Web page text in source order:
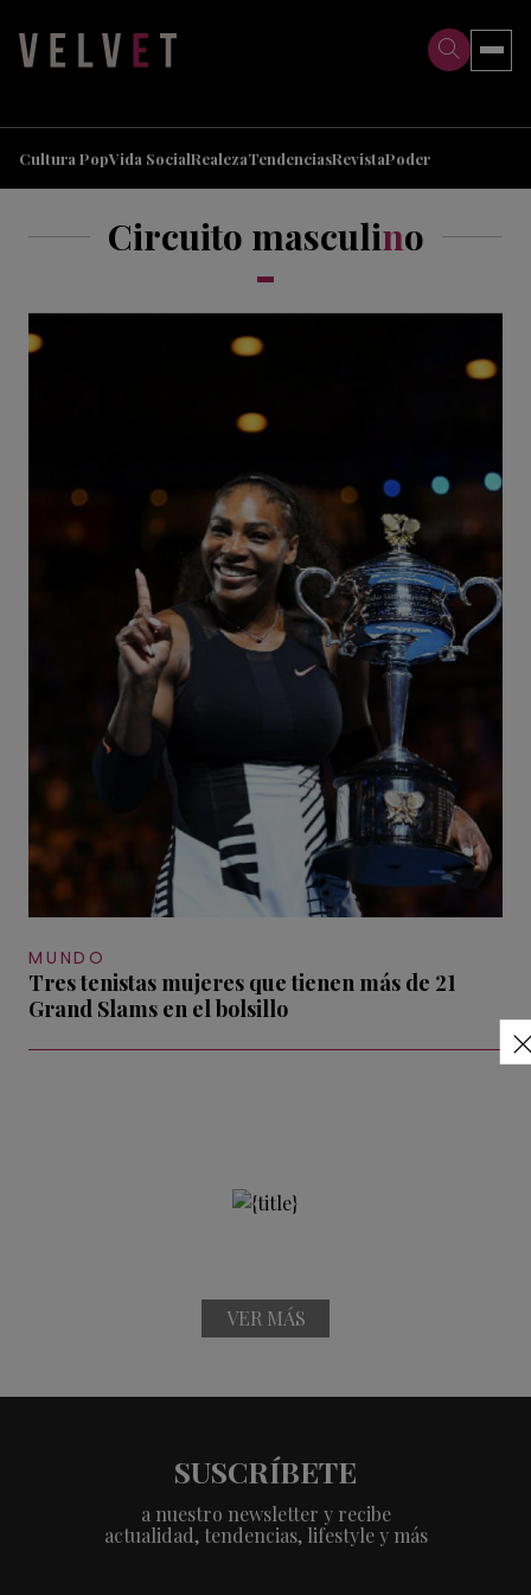
Cultura PopVida SocialRealezaTendenciasRevistaPoder
Circuito masculino
MUNDO
Tres tenistas mujeres que tienen más de 21
Grand Slams en el bolsillo
VER MÁS
SUSCRÍBETE
a nuestro newsletter y recibe
actualidad, tendencias, lifestyle y más